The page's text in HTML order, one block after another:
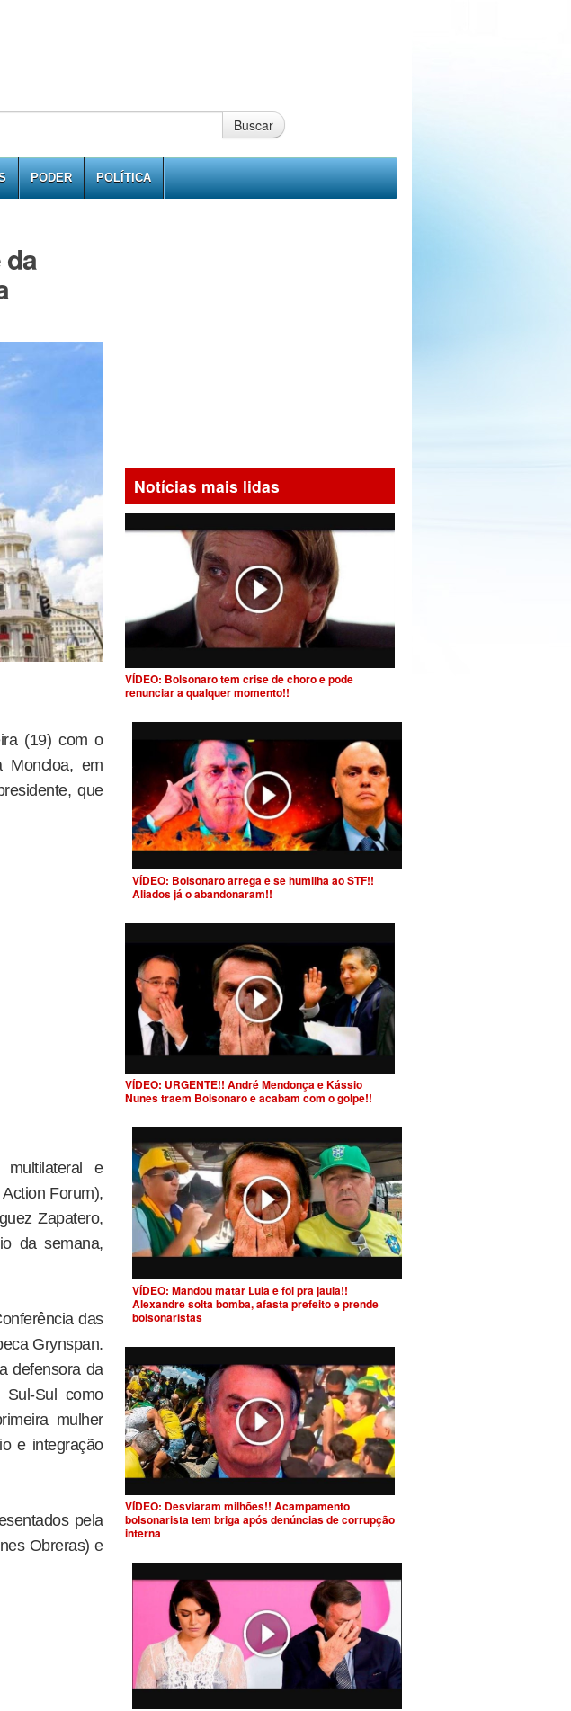
Buscar
PODER POLÍTICA
(19) com o
Moncloa, em
que
multilateral e
Forum),
Zapatero,
da semana,
das
Grynspan.
defensora da
Sul como
mulher
e integração
pela
Obreras) e
Notícias mais lidas
VÍDEO: Bolsonaro tem crise de choro e pode
renunciar a qualquer momento!!
VÍDEO: Bolsonaro arrega e se humilha ao STF!!
Aliados já o abandonaram!!
VÍDEO: URGENTE!! André Mendonça e Kássio
Nunes traem Bolsonaro e acabam com o golpe!!
VÍDEO: Mandou matar Lula e foi pra jaula!!
Alexandre solta bomba, afasta prefeito e prende
bolsonaristas
VÍDEO: Desviaram milhões!! Acampamento
bolsonarista tem briga após denúncias de corrupção
interna